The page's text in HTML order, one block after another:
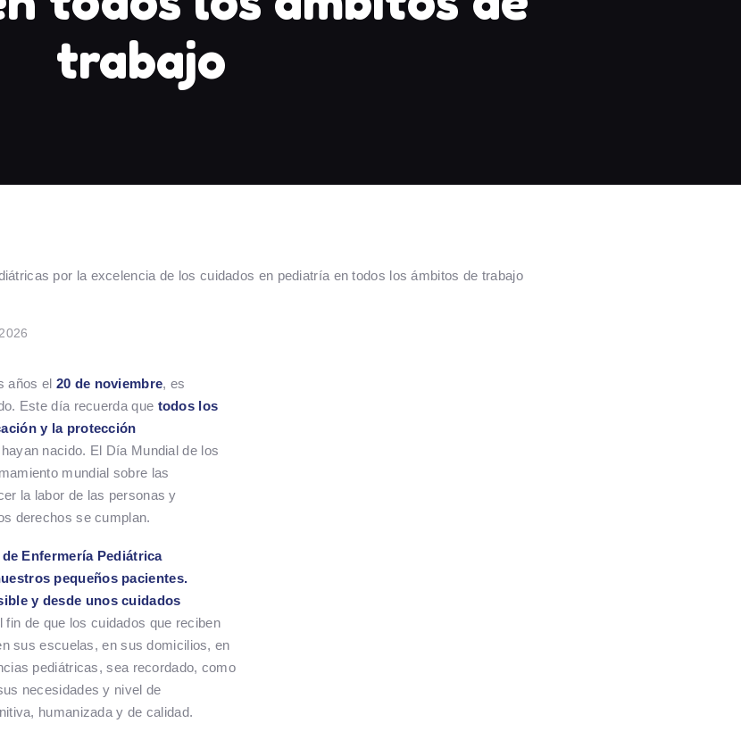
trabajo
años el 20 de noviembre, es
Este día recuerda que todos los
y la protección
nacido. El Día Mundial de los
mundial sobre las
la labor de las personas y
derechos se cumplan.
Enfermería Pediátrica
pequeños pacientes.
y desde unos cuidados
fin de que los cuidados que reciben
sus escuelas, en sus domicilios, en
pediátricas, sea recordado, como
necesidades y nivel de
humanizada y de calidad.